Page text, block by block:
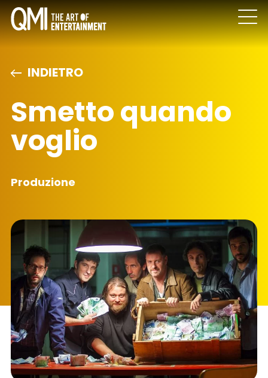
INDIETRO
Smetto quando
voglio
Produzione